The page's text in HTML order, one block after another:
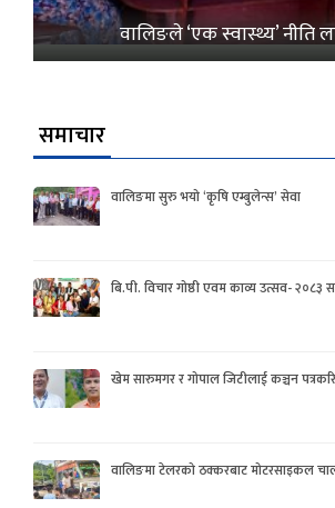
वालिङले ‘एक स्वास्थ्य’ नीति
समाचार
वालिङमा सुरु भयो ‘कृषि एम्बुलेन्स’ सेवा
बि.पी. विचार गोष्ठी एवम काव्य उत्सव- २०८३
खेम सारुमगर र गोपाल जिटीलाई कञ्चन
वालिङमा टेलरको ठक्करबाट मोटरसाइकल